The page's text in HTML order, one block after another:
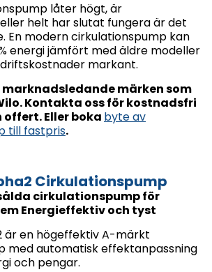
låter högt, är
helt har slutat fungera är det
En modern cirkulationspump kan
energi jämfört med äldre modeller
markant.
märken som
Kontakta oss för kostnadsfri
Eller boka byte av
till fastpris.
Cirkulationspump
cirkulationspump för
Energieffektiv och tyst
är en högeffektiv A-märkt
med automatisk effektanpassning
och pengar.